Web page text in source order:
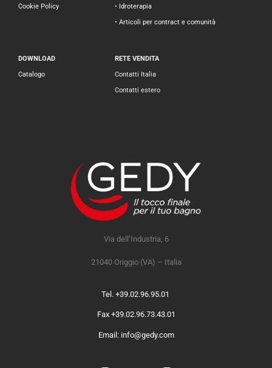
Cookie Policy
• Idroterapia
• Articoli per contract e comunità
DOWNLOAD
Catalogo
RETE VENDITA
Contatti Italia
Contatti estero
Via dell’Industria, 6
21040 Origgio (VA) – Italia
Tel. +39.02.96.95.01
Fax +39.02.96.73.43.01
Email: info@gedy.com